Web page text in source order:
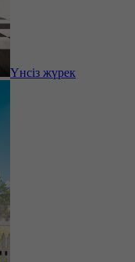
Үнсіз жүрек